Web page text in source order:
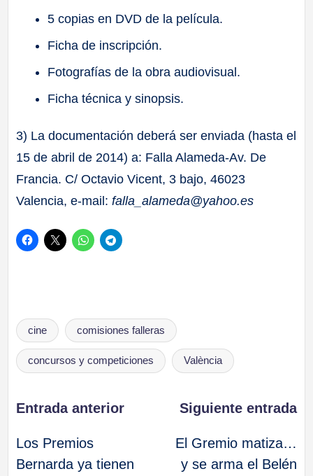
5 copias en DVD de la película.
Ficha de inscripción.
Fotografías de la obra audiovisual.
Ficha técnica y sinopsis.
3) La documentación deberá ser enviada (hasta el
15 de abril de 2014) a: Falla Alameda-Av. De
Francia. C/ Octavio Vicent, 3 bajo, 46023
Valencia, e-mail:falla_alameda@yahoo.es
Etiquetas:
cine comisiones falleras
concursos y competiciones València
Navegación
de
Entrada anterior
Los Premios
Bernarda ya tienen
Siguiente entrada
El Gremio matiza…
y se arma el Belén